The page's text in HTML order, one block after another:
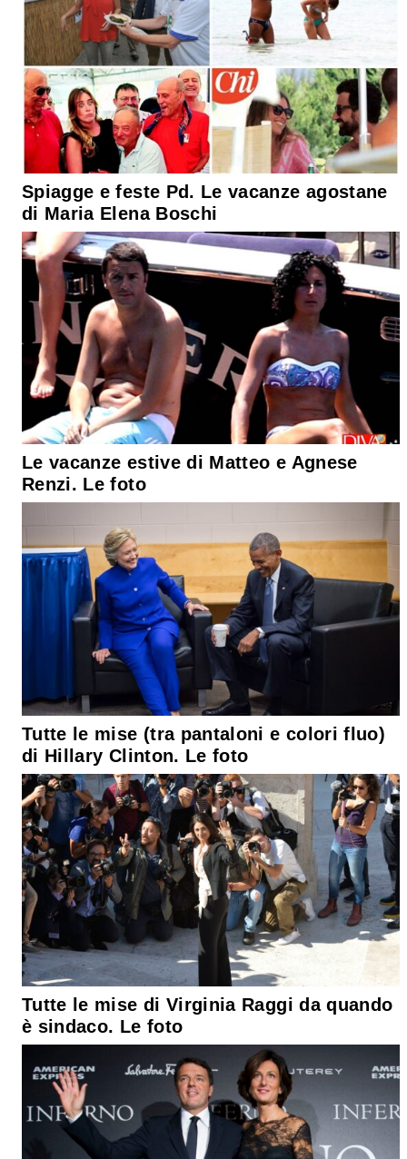
Spiagge e feste Pd. Le vacanze agostane
di Maria Elena Boschi
Le vacanze estive di Matteo e Agnese
Renzi. Le foto
Tutte le mise (tra pantaloni e colori fluo)
di Hillary Clinton. Le foto
Tutte le mise di Virginia Raggi da quando
è sindaco. Le foto